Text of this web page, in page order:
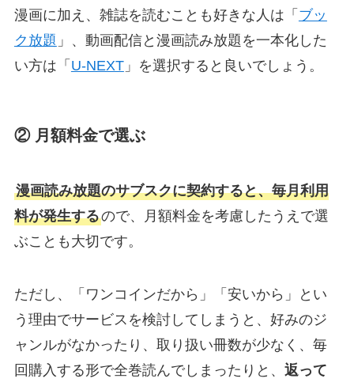
漫画に加え、雑誌を読むことも好きな人は「 ブッ
ク放題 」、動画配信と漫画読み放題を一本化した
い方は「 U-NEXT」を選択すると良いでしょう。
② 月額料金で選ぶ
漫画読み放題のサブスクに契約すると、毎月利用
料が発生するので、月額料金を考慮したうえで選
ぶことも大切です。
ただし、「ワンコインだから」「安いから」とい
う理由でサービスを検討してしまうと、好みのジ
ャンルがなかったり、取り扱い冊数が少なく、毎
回購入する形で全巻読んでしまったりと、 返って